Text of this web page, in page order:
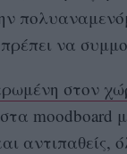
να
στον
moodboard